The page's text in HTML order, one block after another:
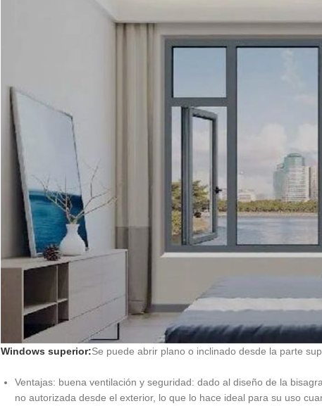
Windows superior:Se puede abrir plano o inclinado desde la parte
Ventajas: buena ventilación y seguridad: dado al diseño de la
no autorizada desde el exterior, lo que lo hace ideal para su uso